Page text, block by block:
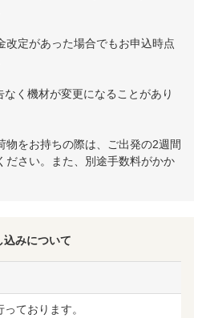
定があった場合でもお申込時点
く機材が変更になることがあり
をお持ちの際は、ご出発の2週間
ださい。また、別途手数料がかか
込みについて
ております。